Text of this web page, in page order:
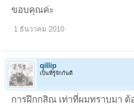
ขอบคุณค่ะ
1 ธันวาคม 2010
qillip
เป็นที่รู้จักกันดี
การฝึกกสิณ เท่าที่ผมทราบมา